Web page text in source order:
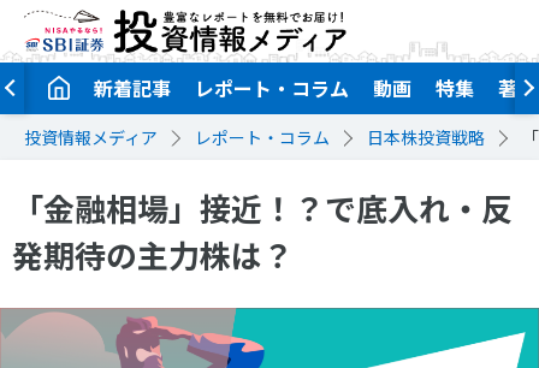
新着記事 レポート・コラム 動画 特集 著者
投資情報メディア レポート・コラム 日本株投資戦略
「金融相場」接近！？で底入れ・反
発期待の主力株は？